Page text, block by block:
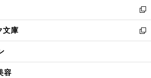
く
で
開
く
ド
ウ
で
開
ィ
ン
ド
ウ
開
い
ウ
ィ
ン
ウ
新
し
い
ウ
ン
文庫
新
し
ウ
容